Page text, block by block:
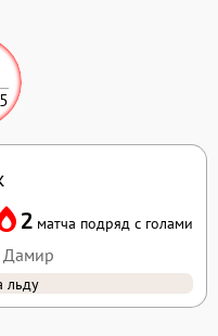
2 матча подряд с голами
Дамир
льду